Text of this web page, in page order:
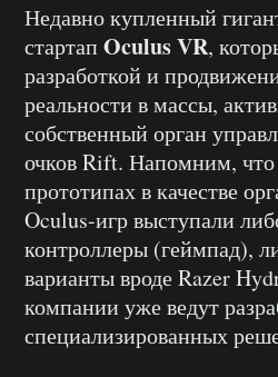
Недавно купленный
стартап Oculus VR,
разработкой и
реальности в массы,
собственный орган
очков Rift. Напомним,
прототипах в качестве
Oculus-игр выступали
контроллеры (геймпад),
варианты вроде Razer
компании уже ведут
специализированных